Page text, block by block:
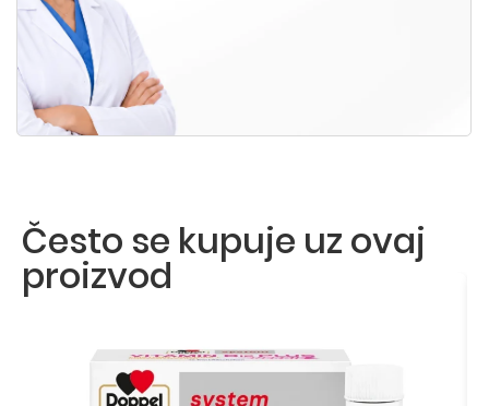
Često se kupuje uz ovaj
proizvod